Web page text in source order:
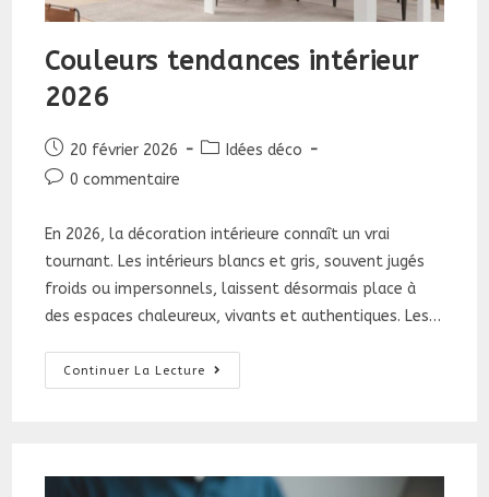
Couleurs tendances intérieur
2026
Publication
publiée :
20 février 2026
PostIdées déco
Commentaires
la
publication :
0 commentaire
En 2026, la décoration intérieure connaît un vrai
tournant. Les intérieurs blancs et gris, souvent jugés
froids ou impersonnels, laissent désormais place à
des espaces chaleureux, vivants et authentiques. Les…
Continuer La Lecture
Couleurs
Tendances